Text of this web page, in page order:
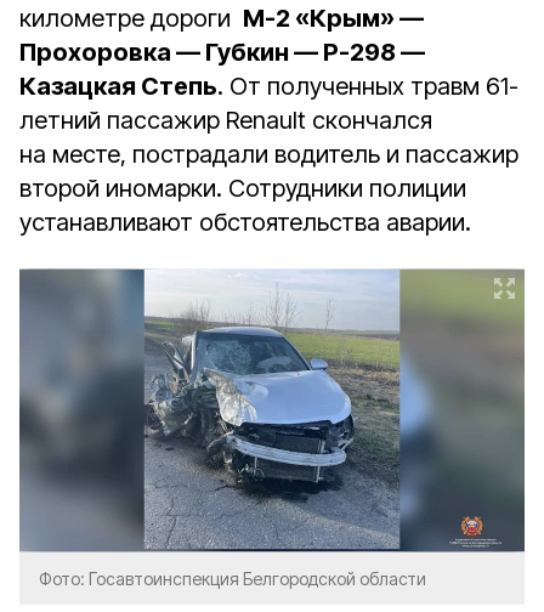
километре дороги М-2 «Крым» —
Прохоровка — Губкин — Р-298 —
Казацкая Степь. От полученных травм 61-
летний пассажир Renault скончался
на месте, пострадали водитель и пассажир
второй иномарки. Сотрудники полиции
устанавливают обстоятельства аварии.
Фото: Госавтоинспекция Белгородской области